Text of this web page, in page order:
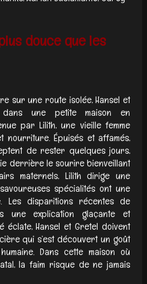
douce que les
sur une route isolée, Hansel et
une petite maison en
par Lilith, une vieille femme
Épuisés et affamés,
de rester quelques jours,
derrière le sourire bienveillant
maternels, Lilith dirige une
spécialités ont une
Les disparitions récentes de
une explication glaçante et
éclate, Hansel et Gretel doivent
qui s’est découvert un goût
Dans cette maison où
la faim risque de ne jamais